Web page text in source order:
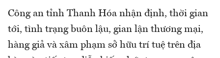
Công an tỉnh Thanh Hóa nhận định, thời gian
tới, tình trạng buôn lậu, gian lận thương mại,
hàng giả và xâm phạm sở hữu trí tuệ trên địa